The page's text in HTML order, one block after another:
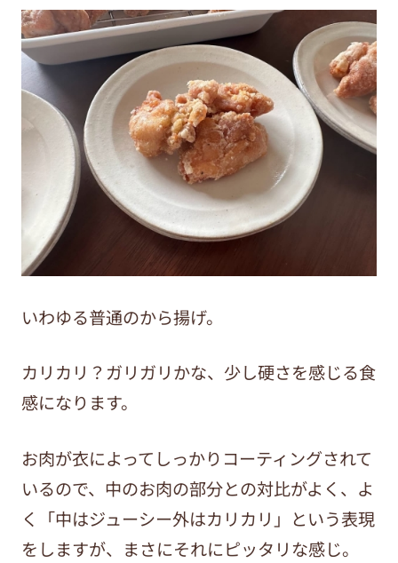
いわゆる普通のから揚げ。
カリカリ？ガリガリかな、少し硬さを感じる食
感になります。
お肉が衣によってしっかりコーティングされて
いるので、中のお肉の部分との対比がよく、よ
く「中はジューシー外はカリカリ」という表現
をしますが、まさにそれにピッタリな感じ。